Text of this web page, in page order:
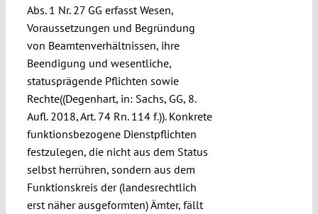
Abs. 1 Nr. 27 GG erfasst Wesen,
Voraussetzungen und Begründung
von Beamtenverhältnissen, ihre
Beendigung und wesentliche,
statusprägende Pflichten sowie
Rechte((Degenhart, in: Sachs, GG, 8.
Aufl. 2018, Art. 74 Rn. 114 f.)). Konkrete
funktionsbezogene Dienstpflichten
festzulegen, die nicht aus dem Status
selbst herrühren, sondern aus dem
Funktionskreis der (landesrechtlich
erst näher ausgeformten) Ämter, fällt